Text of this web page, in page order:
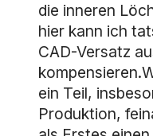
die inneren
hier kann ich
CAD-Versatz
ein Teil,
Produktion,